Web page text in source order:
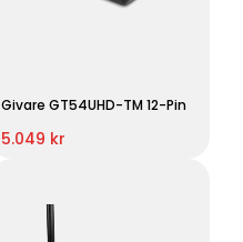
Givare GT54UHD-TM 12-Pin
5.049 kr